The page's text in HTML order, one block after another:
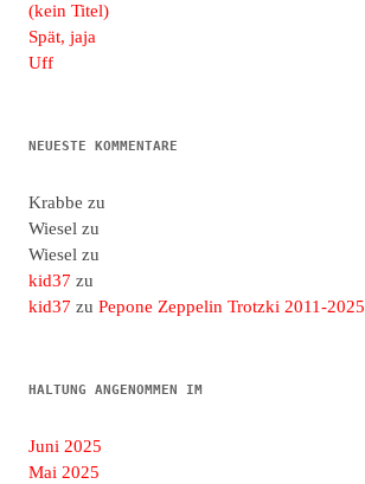
(kein Titel)
Spät, jaja
Uff
NEUESTE KOMMENTARE
Krabbe zu
Wiesel zu
Wiesel zu
kid37 zu
kid37 zu Pepone Zeppelin Trotzki 2011-2025
HALTUNG ANGENOMMEN IM
Juni 2025
Mai 2025